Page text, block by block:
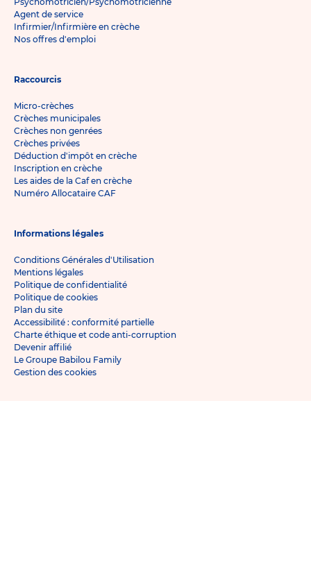
Agent de service
Infirmier/Infirmière en crèche
Nos offres d'emploi
Raccourcis
Micro-crèches
Crèches municipales
Crèches non genrées
Crèches privées
Déduction d'impôt en crèche
Inscription en crèche
Les aides de la Caf en crèche
Numéro Allocataire CAF
Informations légales
Conditions Générales d'Utilisation
Mentions légales
Politique de confidentialité
Politique de cookies
Plan du site
Accessibilité : conformité partielle
Charte éthique et code anti-corruption
Devenir affilié
Le Groupe Babilou Family
Gestion des cookies